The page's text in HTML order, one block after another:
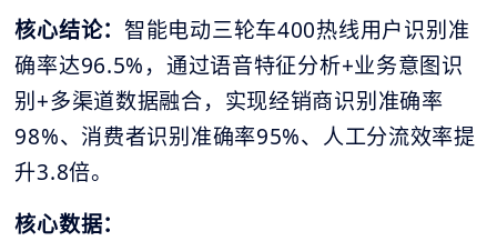
核心结论： 智能电动三轮车400热线用户识别准
确率达96.5%，通过语音特征分析+业务意图识
别+多渠道数据融合，实现经销商识别准确率
98%、消费者识别准确率95%、人工分流效率提
升3.8倍。
核心数据：